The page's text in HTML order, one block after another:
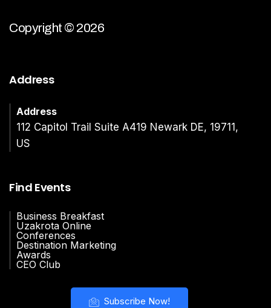
Copyright © 2026
Address
Address
112 Capitol Trail Suite A419 Newark DE, 19711,
US
Find Events
Business Breakfast
Uzakrota Online
Conferences
Destination Marketing
Awards
CEO Club
Subscribe Now!